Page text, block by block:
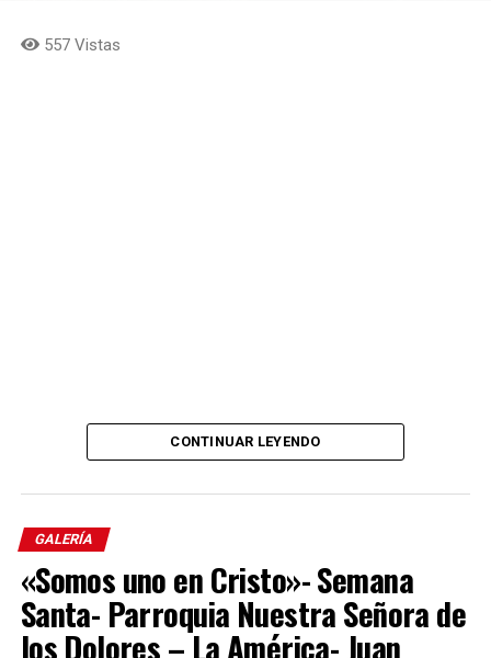
557 Vistas
Comparte el artículo:
Me gusta esto:
CONTINUAR LEYENDO
GALERÍA
«Somos uno en Cristo»- Semana
Santa- Parroquia Nuestra Señora de
los Dolores – La América- Juan